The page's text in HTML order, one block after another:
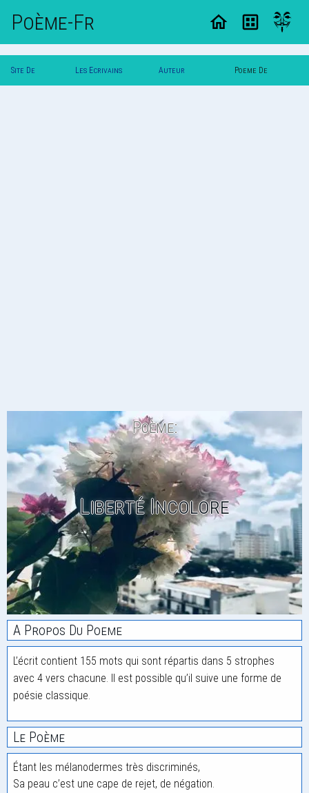
Poème-Fr
Site De Les Ecrivains Auteur Poeme De
Poème:
Liberté Incolore
A Propos Du Poeme
L’écrit contient 155 mots qui sont répartis dans 5 strophes
avec 4 vers chacune. Il est possible qu’il suive une forme de
poésie classique.
Le Poème
Étant les mélanodermes très discriminés,
Sa peau c’est une cape de rejet, de négation.